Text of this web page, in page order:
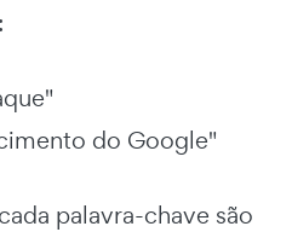
do Google"
palavra-chave são